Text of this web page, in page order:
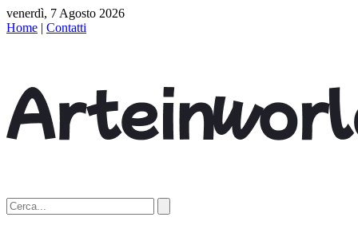
venerdì, 7 Agosto 2026
Home | Contatti